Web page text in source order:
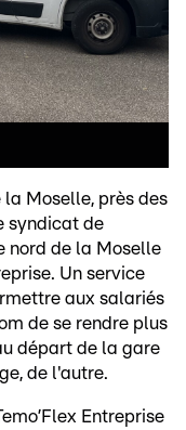
la Moselle, près des
syndicat de
nord de la Moselle
Un service
aux salariés
de se rendre plus
départ de la gare
de l'autre.
Entreprise